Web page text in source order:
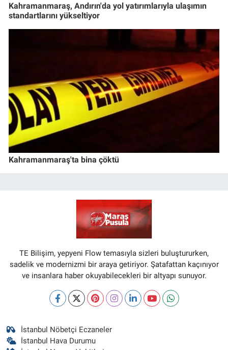
Kahramanmaraş, Andırın'da yol yatırımlarıyla ulaşımın
standartlarını yükseltiyor
Kahramanmaraş'ta bina çöktü
TE Bilişim, yepyeni Flow temasıyla sizleri buluştururken,
sadelik ve modernizmi bir araya getiriyor. Şatafattan kaçınıyor
ve insanlara haber okuyabilecekleri bir altyapı sunuyor.
İstanbul Nöbetçi Eczaneler
İstanbul Hava Durumu